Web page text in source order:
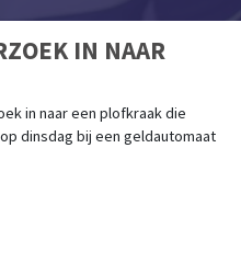
IN NAAR
in naar een plofkraak die
dinsdag bij een geldautomaat